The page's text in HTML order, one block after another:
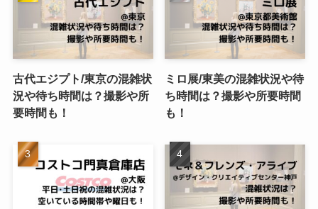
古代エジプト/東京の混雑状
況や待ち時間は？撮影や所
要時間も！
ミロ展/東美の混雑状況や待
ち時間は？撮影や所要時間
も！